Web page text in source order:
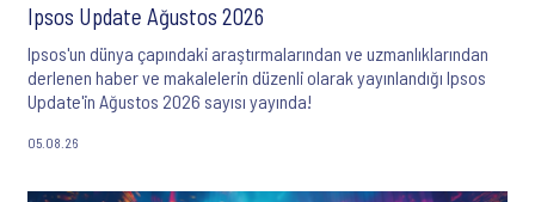
Ipsos Update Ağustos 2026
Ipsos'un dünya çapındaki araştırmalarından ve uzmanlıklarından
derlenen haber ve makalelerin düzenli olarak yayınlandığı Ipsos
Update'in Ağustos 2026 sayısı yayında!
05.08.26